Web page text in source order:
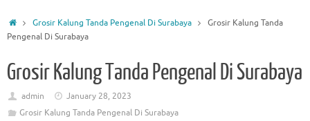
HomeGrosir Kalung Tanda Pengenal Di Surabaya
Grosir Kalung Tanda
Pengenal Di Surabaya
Grosir Kalung Tanda Pengenal Di Surabaya
admin
January 28, 2023
Grosir Kalung Tanda Pengenal Di Surabaya